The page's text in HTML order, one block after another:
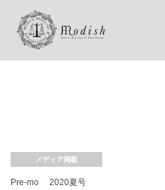
メディア掲載
Pre-mo 2020夏号